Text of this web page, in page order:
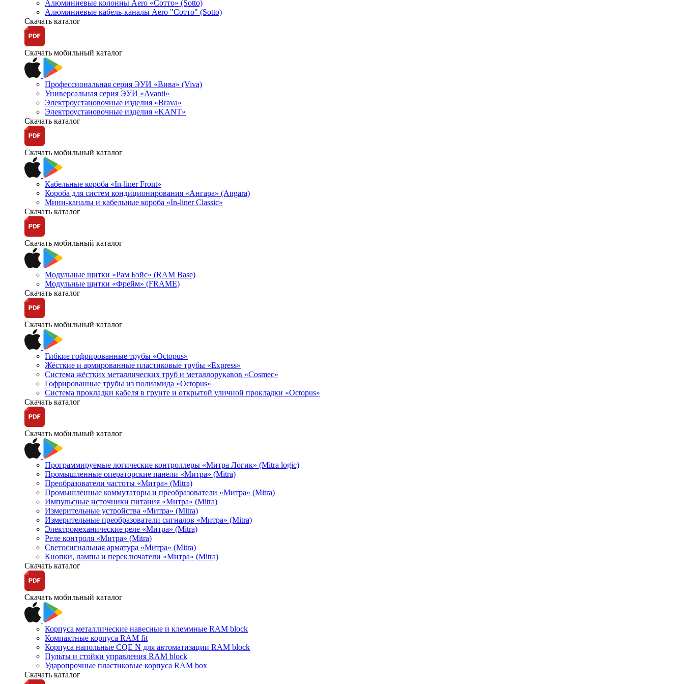
Алюминиевые колонны Aero «Сотто» (Sotto)
Алюминиевые кабель-каналы Aero "Сотто" (Sotto)
Скачать каталог
Скачать мобильный каталог
Профессиональная серия ЭУИ «Вива» (Viva)
Универсальная серия ЭУИ «Avanti»
Электроустановочные изделия «Brava»
Электроустановочные изделия «KANT»
Скачать каталог
Скачать мобильный каталог
Кабельные короба «In-liner Front»
Короба для систем кондиционирования «Ангара» (Angara)
Мини-каналы и кабельные короба «In-liner Classic»
Скачать каталог
Скачать мобильный каталог
Модульные щитки «Рам Бэйс» (RAM Base)
Модульные щитки «Фрейм» (FRAME)
Скачать каталог
Скачать мобильный каталог
Гибкие гофрированные трубы «Octopus»
Жёсткие и армированные пластиковые трубы «Express»
Система жёстких металлических труб и металлорукавов «Cosmec»
Гофрированные трубы из полиамида «Octopus»
Система прокладки кабеля в грунте и открытой уличной прокладки «Octopus»
Скачать каталог
Скачать мобильный каталог
Программируемые логические контроллеры «Митра Логик» (Mitra logic)
Промышленные операторские панели «Митра» (Mitra)
Преобразователи частоты «Митра» (Mitra)
Промышленные коммутаторы и преобразователи «Митра» (Mitra)
Импульсные источники питания «Митра» (Mitra)
Измерительные устройства «Митра» (Mitra)
Измерительные преобразователи сигналов «Митра» (Mitra)
Электромеханические реле «Митра» (Mitra)
Реле контроля «Митра» (Mitra)
Светосигнальная арматура «Митра» (Mitra)
Кнопки, лампы и переключатели «Митра» (Mitra)
Скачать каталог
Скачать мобильный каталог
Корпуса металлические навесные и клеммные RAM block
Компактные корпуса RAM fit
Корпуса напольные CQE N для автоматизации RAM block
Пульты и стойки управления RAM block
Ударопрочные пластиковые корпуса RAM box
Скачать каталог